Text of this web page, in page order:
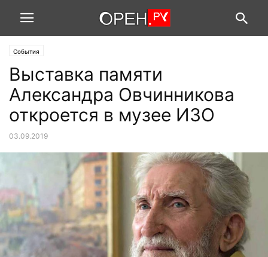
События
Выставка памяти
Александра Овчинникова
откроется в музее ИЗО
03.09.2019